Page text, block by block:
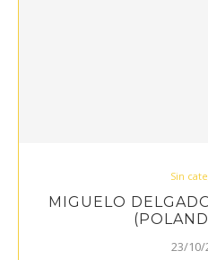
Sin
MIGUELO
23/10/